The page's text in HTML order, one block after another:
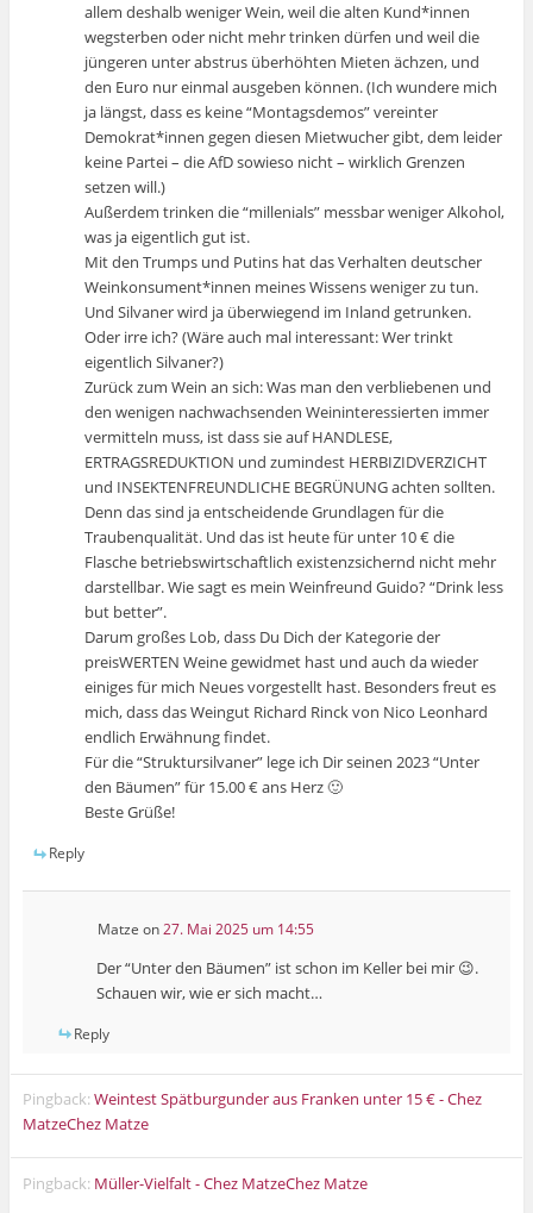
allem deshalb weniger Wein, weil die alten Kund*innen
wegsterben oder nicht mehr trinken dürfen und weil die
jüngeren unter abstrus überhöhten Mieten ächzen, und
den Euro nur einmal ausgeben können. (Ich wundere mich
ja längst, dass es keine “Montagsdemos” vereinter
Demokrat*innen gegen diesen Mietwucher gibt, dem leider
keine Partei – die AfD sowieso nicht – wirklich Grenzen
setzen will.)
Außerdem trinken die “millenials” messbar weniger Alkohol,
was ja eigentlich gut ist.
Mit den Trumps und Putins hat das Verhalten deutscher
Weinkonsument*innen meines Wissens weniger zu tun.
Und Silvaner wird ja überwiegend im Inland getrunken.
Oder irre ich? (Wäre auch mal interessant: Wer trinkt
eigentlich Silvaner?)
Zurück zum Wein an sich: Was man den verbliebenen und
den wenigen nachwachsenden Weininteressierten immer
vermitteln muss, ist dass sie auf HANDLESE,
ERTRAGSREDUKTION und zumindest HERBIZIDVERZICHT
und INSEKTENFREUNDLICHE BEGRÜNUNG achten sollten.
Denn das sind ja entscheidende Grundlagen für die
Traubenqualität. Und das ist heute für unter 10 € die
Flasche betriebswirtschaftlich existenzsichernd nicht mehr
darstellbar. Wie sagt es mein Weinfreund Guido? “Drink less
but better”.
Darum großes Lob, dass Du Dich der Kategorie der
preisWERTEN Weine gewidmet hast und auch da wieder
einiges für mich Neues vorgestellt hast. Besonders freut es
mich, dass das Weingut Richard Rinck von Nico Leonhard
endlich Erwähnung findet.
Für die “Struktursilvaner” lege ich Dir seinen 2023 “Unter
den Bäumen” für 15.00 € ans Herz 🙂
Beste Grüße!
Reply
Matze on27. Mai 2025 um 14:55
Der “Unter den Bäumen” ist schon im Keller bei mir 😉.
Schauen wir, wie er sich macht…
Reply
Pingback:Weintest Spätburgunder aus Franken unter 15 € - Chez
MatzeChez Matze
Pingback: Müller-Vielfalt - Chez MatzeChez Matze